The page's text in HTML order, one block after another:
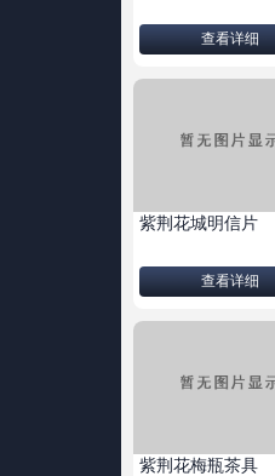
查看详细
紫荆花城明信片
查看详细
紫荆花梅瓶茶具